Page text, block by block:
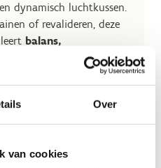
Over
van cookies
dynamisch luchtkussen.
of revalideren, deze
balans,
op een speelse
coördinatie